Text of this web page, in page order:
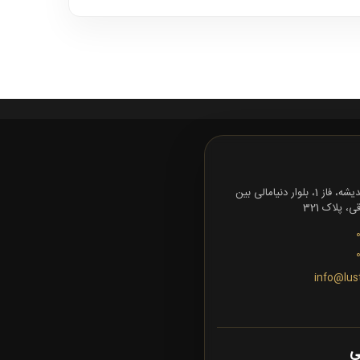
تهران، شهرک اندیشه، فاز 1، بلوار دنیامالی بین
پلاک 321